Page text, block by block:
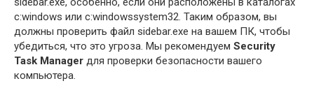
c:windows или c:windowssystem32. Таким образом, вы
должны проверить файл sidebar.exe на вашем ПК, чтобы
убедиться, что это угроза. Мы рекомендуем Security
Task Manager для проверки безопасности вашего
компьютера.